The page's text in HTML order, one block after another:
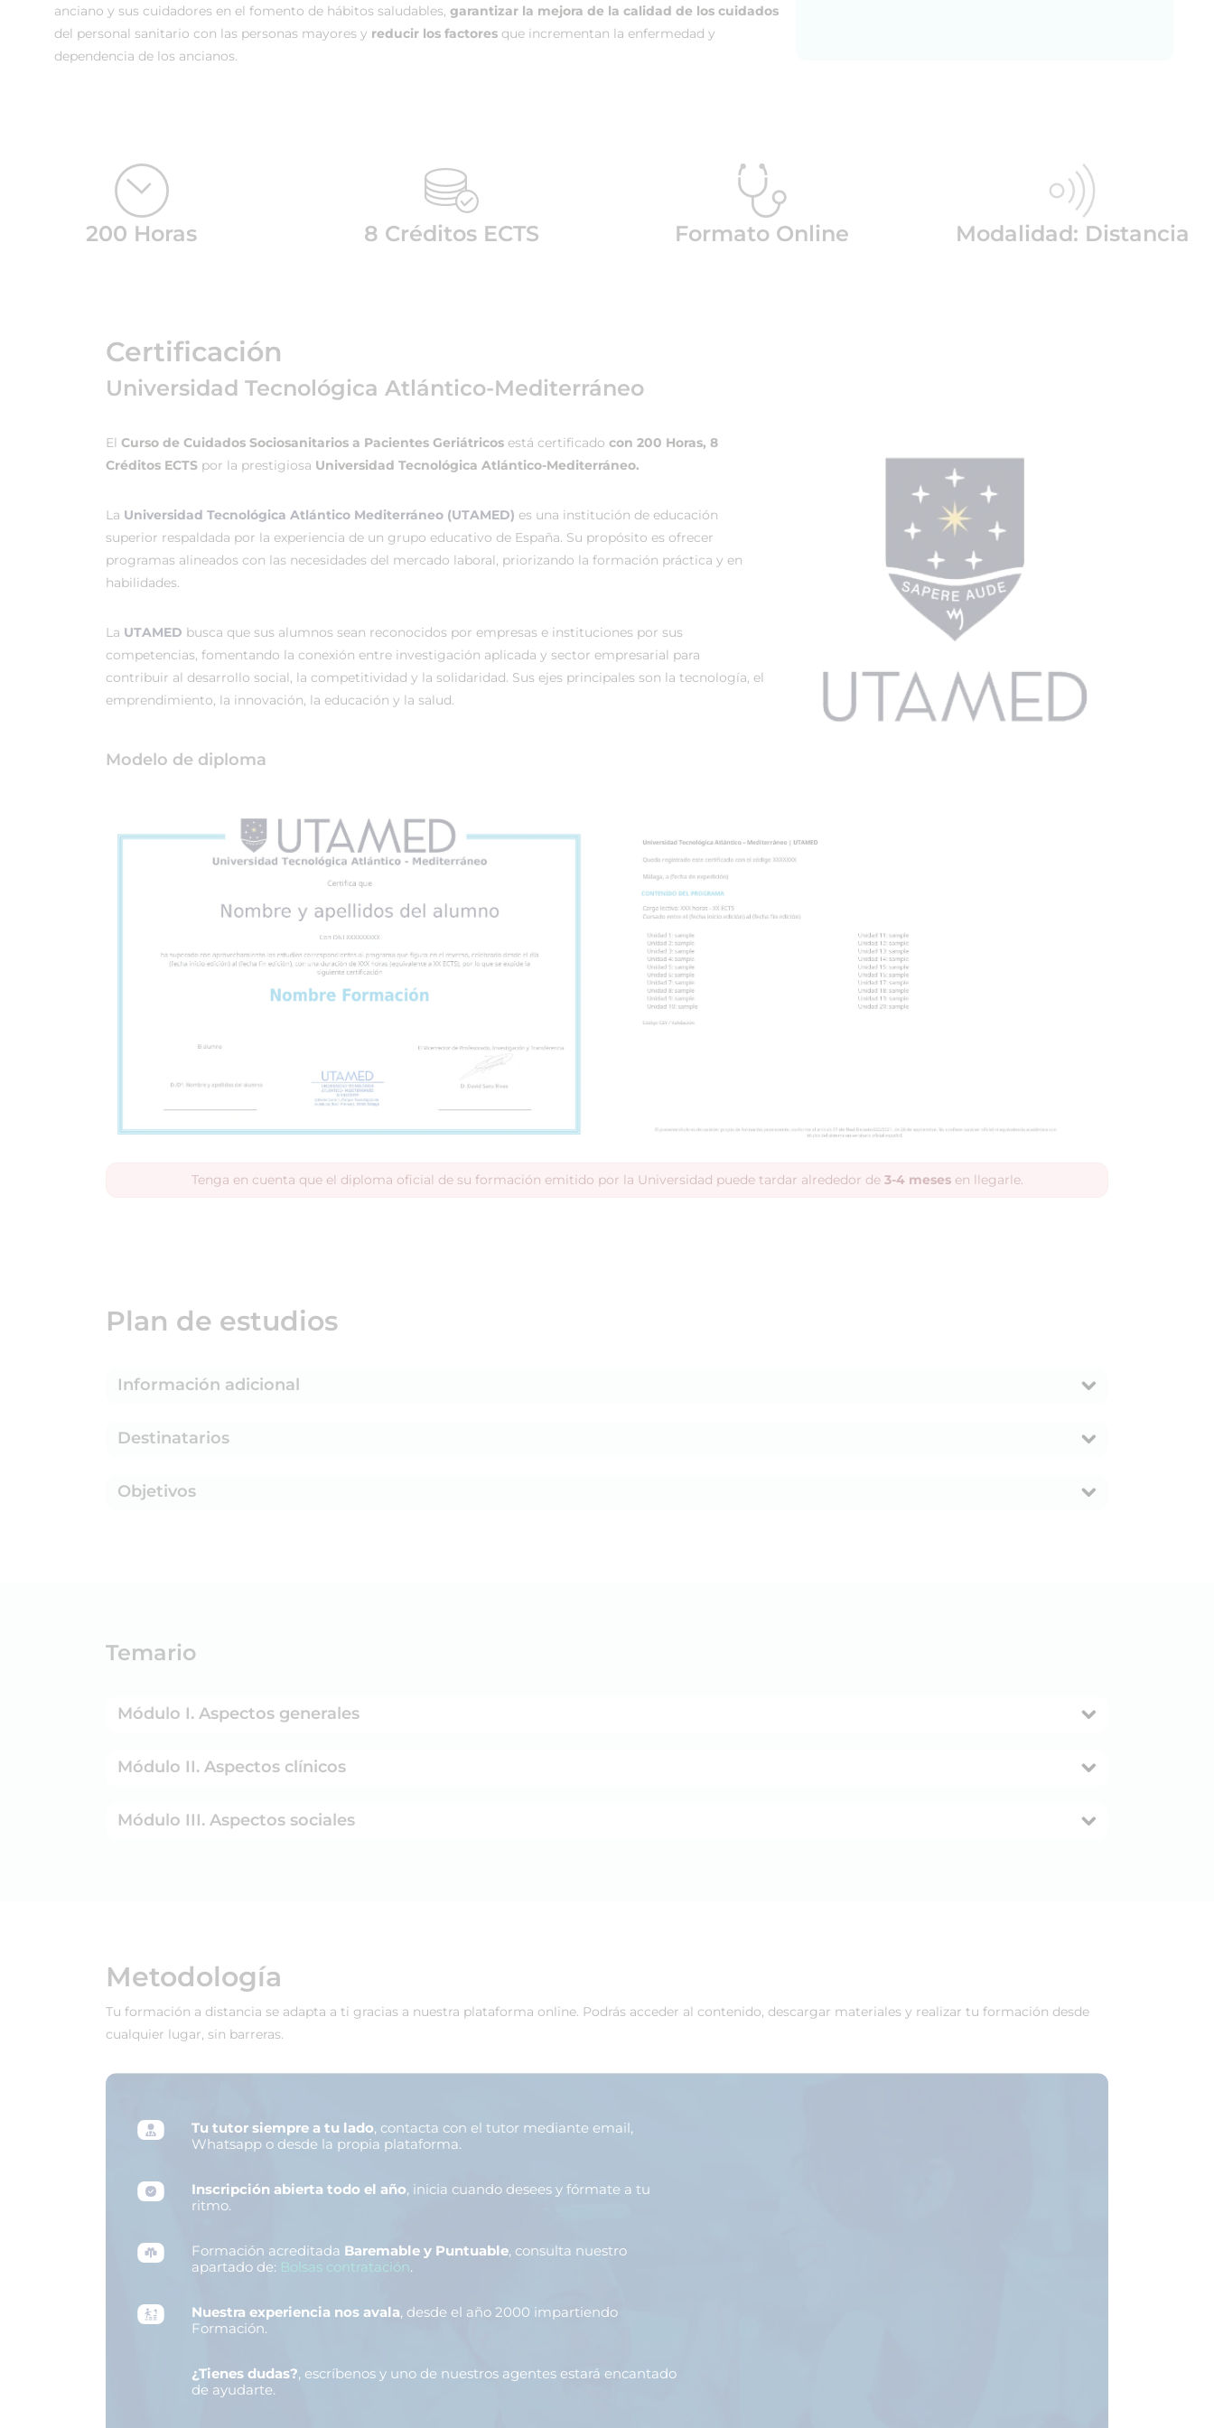
anciano y sus cuidadores en el fomento de hábitos saludables, garantizar la mejora de la calidad de los cuidados
del personal sanitario con las personas mayores y reducir los factores que incrementan la enfermedad y
dependencia de los ancianos.
200 Horas 8 Créditos ECTS Formato Online Modalidad: Distancia
Certificación
Universidad Tecnológica Atlántico-Mediterráneo
El Curso de Cuidados Sociosanitarios a Pacientes Geriátricos está certificado con 200 Horas, 8
Créditos ECTS por la prestigiosa Universidad Tecnológica Atlántico-Mediterráneo.
La Universidad Tecnológica Atlántico Mediterráneo (UTAMED) es una institución de educación
superior respaldada por la experiencia de un grupo educativo de España. Su propósito es ofrecer
programas alineados con las necesidades del mercado laboral, priorizando la formación práctica y en
habilidades.
La UTAMED busca que sus alumnos sean reconocidos por empresas e instituciones por sus
competencias, fomentando la conexión entre investigación aplicada y sector empresarial para
contribuir al desarrollo social, la competitividad y la solidaridad. Sus ejes principales son la tecnología, el
emprendimiento, la innovación, la educación y la salud.
Modelo de diploma
Tenga en cuenta que el diploma oficial de su formación emitido por la Universidad puede tardar alrededor de 3-4 mesesen llegarle.
Plan de estudios
Información adicional
Destinatarios
Objetivos
Temario
Módulo I. Aspectos generales
Módulo II. Aspectos clínicos
Módulo III. Aspectos sociales
Metodología
Tu formación a distancia se adapta a ti gracias a nuestra plataforma online. Podrás acceder al contenido, descargar materiales y realizar tu formación desde
cualquier lugar, sin barreras.
Tu tutor siempre a tu lado, contacta con el tutor mediante email,
Whatsapp o desde la propia plataforma.
Inscripción abierta todo el año, inicia cuando desees y fórmate a tu
ritmo.
Formación acreditada Baremable y Puntuable, consulta nuestro
apartado de: Bolsas contratación.
Nuestra experiencia nos avala, desde el año 2000 impartiendo
Formación.
¿Tienes dudas?, escríbenos y uno de nuestros agentes estará encantado
de ayudarte.